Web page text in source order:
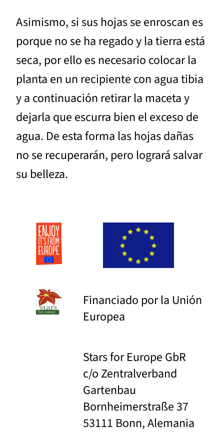
Asimismo, si sus hojas se enroscan es
porque no se ha regado y la tierra está
seca, por ello es necesario colocar la
planta en un recipiente con agua tibia
y a continuación retirar la maceta y
dejarla que escurra bien el exceso de
agua. De esta forma las hojas dañas
no se recuperarán, pero logrará salvar
su belleza.
Financiado por la Unión
Europea
Stars for Europe GbR
c/o Zentralverband
Gartenbau
Bornheimerstraße 37
53111 Bonn, Alemania